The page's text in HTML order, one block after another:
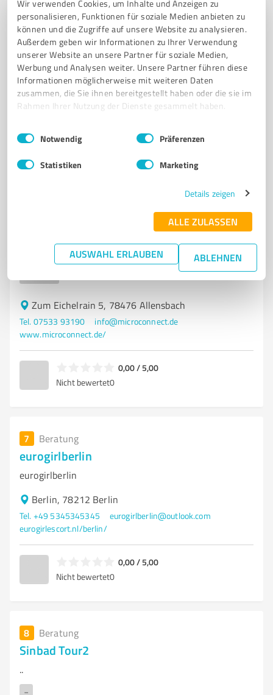
Wir verwenden Cookies, um Inhalte und Anzeigen zu
personalisieren, Funktionen für soziale Medien anbieten zu
können und die Zugriffe auf unsere Website zu analysieren.
Außerdem geben wir Informationen zu Ihrer Verwendung
unserer Website an unsere Partner für soziale Medien,
Werbung und Analysen weiter. Unsere Partner führen diese
Informationen möglicherweise mit weiteren Daten
zusammen, die Sie ihnen bereitgestellt haben oder die sie im
Rahmen Ihrer Nutzung der Dienste gesammelt haben.
Impressum Datenschutzbestimmungen
Einwilligungsauswahl
Notwendig Präferenzen
Statistiken Marketing
Details zeigen
ALLE ZULASSEN
AUSWAHL ERLAUBEN ABLEHNEN
Sie möchten auch hier gelistet werden?
Registrieren Sie sich jetzt und werden Sie ein von
Kunden empfohlener ProvenExpert!
6 Beratung
Entwicklung und Fertigung elektronischer Baugruppen
TRANSPARENTE PREISGESTALTUNG KUNDENBERATUNG ALLENSBACH
Zum Eichelrain 5, 78476 Allensbach
Tel. 07533 93190
info@microconnect.de
www.microconnect.de/
0,00 / 5,00
Nicht bewertet0
7 Beratung
eurogirlberlin
eurogirlberlin
Berlin, 78212 Berlin
Tel. +49 5345345345
eurogirlberlin@outlook.com
eurogirlescort.nl/berlin/
0,00 / 5,00
Nicht bewertet0
8 Beratung
Sinbad Tour2
..
...